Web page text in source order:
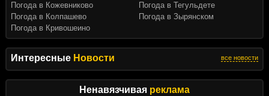
Интересные Новости все новости
Ненавязчивая реклама
Погода в Кожевниково
Погода в Колпашево
Погода в Кривошеино
Погода в Тегульдете
Погода в Зырянском